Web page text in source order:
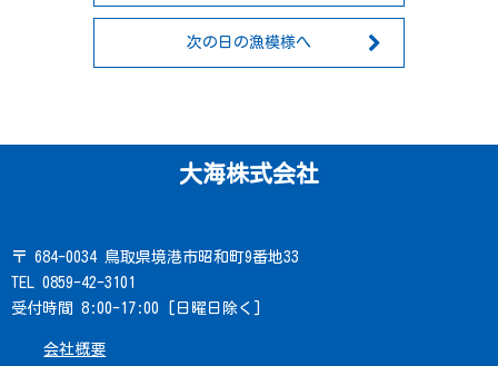
次の日の漁模様へ
大海株式会社
〒 684-0034 鳥取県境港市昭和町9番地33
TEL 0859-42-3101
受付時間 8:00-17:00 [日曜日除く]
会社概要